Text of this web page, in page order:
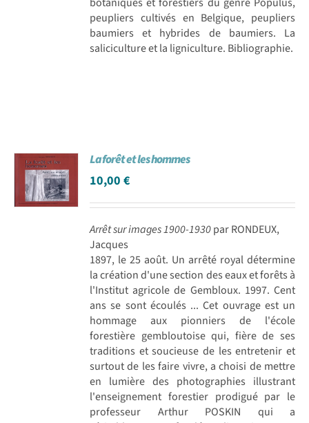
peupliers cultivés en Belgique, peupliers
baumiers et hybrides de baumiers. La
saliciculture et la ligniculture. Bibliographie.
La forêt et les hommes
10,00€
Arrêt sur images 1900-1930par RONDEUX,
Jacques
1897, le 25 août. Un arrêté royal détermine
la création d'une section des eaux et forêts à
l'Institut agricole de Gembloux. 1997. Cent
ans se sont écoulés ... Cet ouvrage est un
hommage aux pionniers de l'école
forestière gembloutoise qui, fière de ses
traditions et soucieuse de les entretenir et
surtout de les faire vivre, a choisi de mettre
en lumière des photographies illustrant
l'enseignement forestier prodigué par le
professeur Arthur POSKIN qui a